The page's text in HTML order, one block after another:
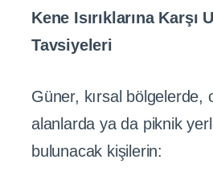
Kene Isırıklarına Karşı
Tavsiyeleri
Güner, kırsal bölgelerde,
alanlarda ya da piknik
bulunacak kişilerin: